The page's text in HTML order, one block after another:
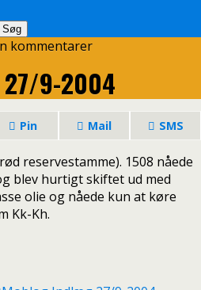
kommentarer
9-2004
Pin Mail SMS
reservestamme). 1508 nåede
blev hurtigt skiftet ud med
olie og nåede kun at køre
Kk-Kh.